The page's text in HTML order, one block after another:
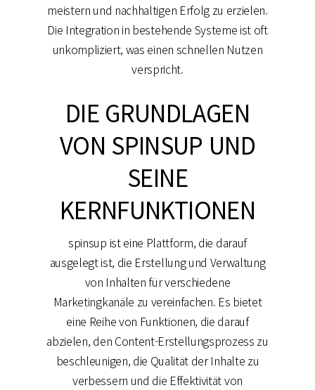
meistern und nachhaltigen Erfolg zu erzielen.
Die Integration in bestehende Systeme ist oft
unkompliziert, was einen schnellen Nutzen
verspricht.
DIE GRUNDLAGEN
VON SPINSUP UND
SEINE
KERNFUNKTIONEN
spinsup ist eine Plattform, die darauf
ausgelegt ist, die Erstellung und Verwaltung
von Inhalten für verschiedene
Marketingkanäle zu vereinfachen. Es bietet
eine Reihe von Funktionen, die darauf
abzielen, den Content-Erstellungsprozess zu
beschleunigen, die Qualität der Inhalte zu
verbessern und die Effektivität von